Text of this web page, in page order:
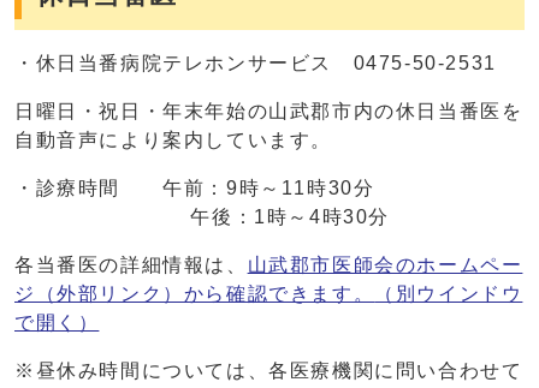
・休日当番病院テレホンサービス 0475-50-2531
日曜日・祝日・年末年始の山武郡市内の休日当番医を
自動音声により案内しています。
・診療時間 午前：9時～11時30分
午後：1時～4時30分
各当番医の詳細情報は、 山武郡市医師会のホームペー
ジ（外部リンク）から確認できます。
（別ウインドウ
で開く）
※昼休み時間については、各医療機関に問い合わせて